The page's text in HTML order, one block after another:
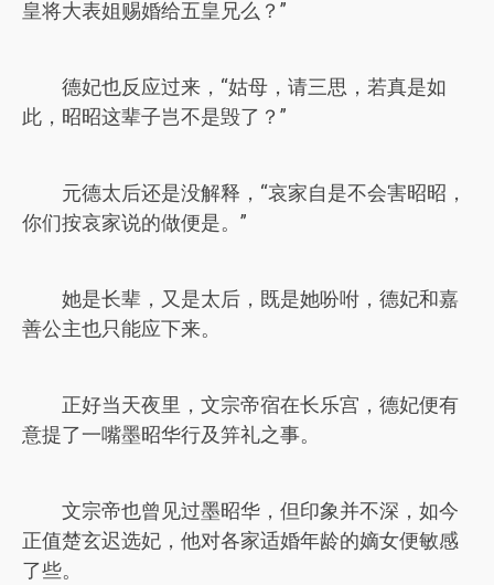
皇将大表姐赐婚给五皇兄么？”
德妃也反应过来，“姑母，请三思，若真是如
此，昭昭这辈子岂不是毁了？”
元德太后还是没解释，“哀家自是不会害昭昭，
你们按哀家说的做便是。”
她是长辈，又是太后，既是她吩咐，德妃和嘉
善公主也只能应下来。
正好当天夜里，文宗帝宿在长乐宫，德妃便有
意提了一嘴墨昭华行及笄礼之事。
文宗帝也曾见过墨昭华，但印象并不深，如今
正值楚玄迟选妃，他对各家适婚年龄的嫡女便敏感
了些。